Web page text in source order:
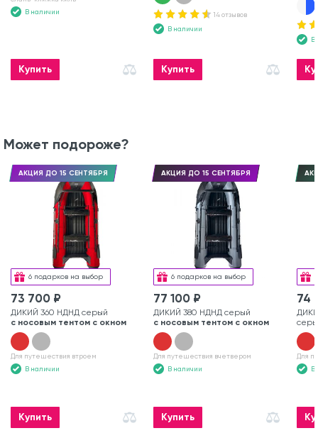
В наличии
Купить
14 отзывов
В наличии
Купить
В
Может подороже?
6 подарков на выбор
АКЦИЯ ДО 15 СЕНТЯБРЯ
73 700 ₽
ДИКИЙ 360 НДНД серый
с носовым тентом с окном
Для путешествия втроем
В наличии
Купить
6 подарков на выбор
АКЦИЯ ДО 15 СЕНТЯБРЯ
77 100 ₽
ДИКИЙ 380 НДНД серый
с носовым тентом с окном
Для путешествия вчетвером
В наличии
Купить
74
Для
В